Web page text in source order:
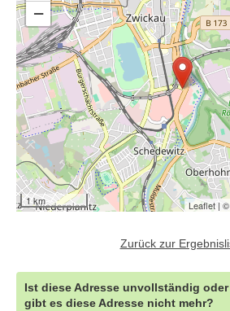
−
1 km Leaflet | ©
Zurück zur
Ist diese Adresse unvollständig
gibt es diese Adresse nicht mehr?